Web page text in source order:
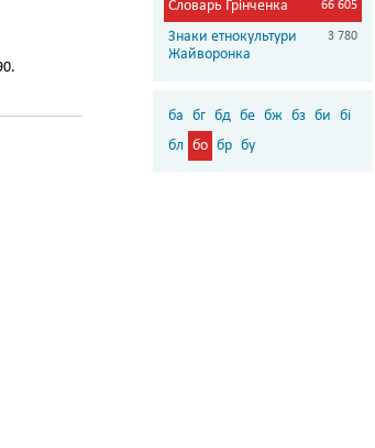
Словарь Грінченка 66 605
Знаки етнокультури
Жайворонка
3 780
ба бг бд бе бж бз би бі
бл бо бр бу